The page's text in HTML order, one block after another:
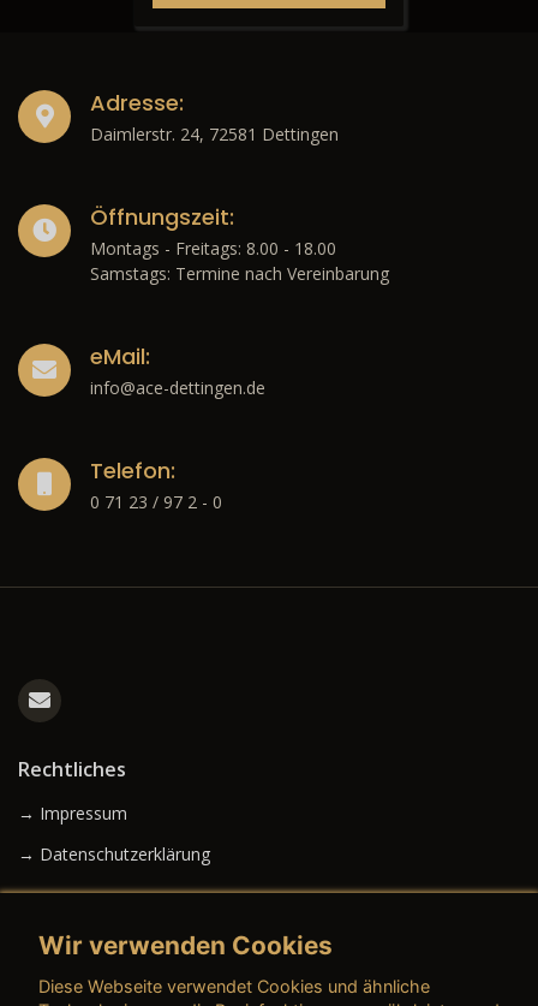
Adresse:
Daimlerstr. 24, 72581 Dettingen
Öffnungszeit:
Montags - Freitags: 8.00 - 18.00
Samstags: Termine nach Vereinbarung
eMail:
info@ace-dettingen.de
Telefon:
0 71 23 / 97 2 - 0
Rechtliches
→ Impressum
→ Datenschutzerklärung
Wir verwenden Cookies
Diese Webseite verwendet Cookies und ähnliche